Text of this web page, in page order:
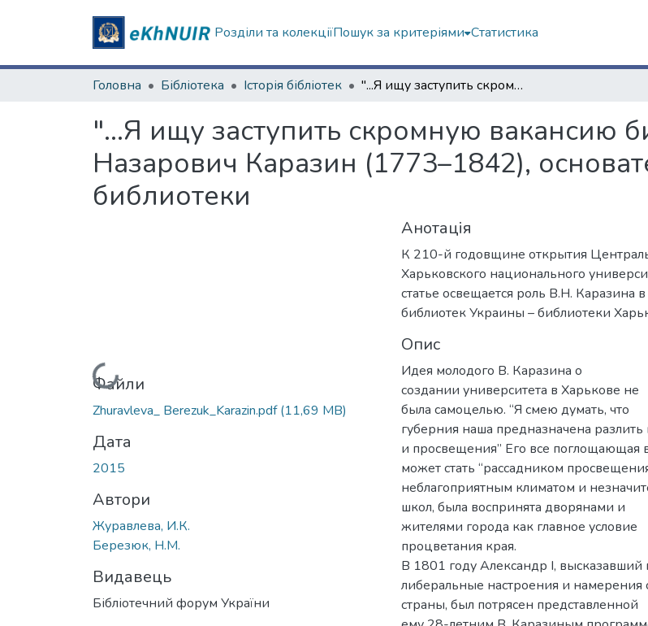
Розділи та колекціїПошук за критеріями Статистика
Головна Бібліотека Історія бібліотек "...Я ищу заступить скромную вакансию библиотекаря..." : Василий Назарович Каразин (1773–1842), основатель университетской библиотеки
"...Я ищу заступить скромную вакансию
Назарович Каразин (1773–1842),
библиотеки
Вантажиться...
Файли
Zhuravleva_ Berezuk_Karazin.pdf(11,69 MB)
Дата
2015
Автори
Журавлева, И.К.
Березюк, Н.М.
Видавець
Бібліотечний форум України
Анотація
К 210-й годовщине открытия
Харьковского национального
статье освещается роль В.Н. Каразина
библиотек Украины – библиотеки
Опис
Идея молодого В. Каразина о
создании университета в Харькове не
была самоцелью. “Я смею думать, что
губерния наша предназначена разлить
и просвещения” Его все поглощающая
может стать “рассадником
неблагоприятным климатом и
школ, была воспринята дворянами и
жителями города как главное условие
процветания края.
В 1801 году Александр І, высказавший
либеральные настроения и намерения
страны, был потрясен представленной